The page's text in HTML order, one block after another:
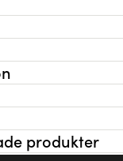
stål
produkter